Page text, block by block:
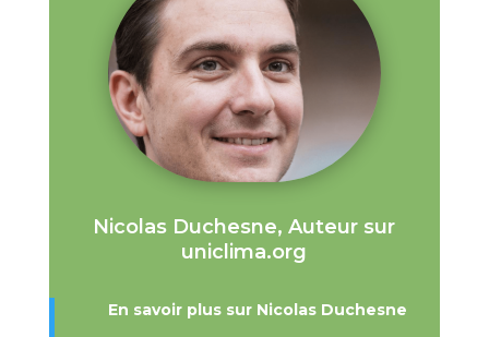
Nicolas Duchesne, Auteur sur
uniclima.org
En savoir plus sur Nicolas Duchesne